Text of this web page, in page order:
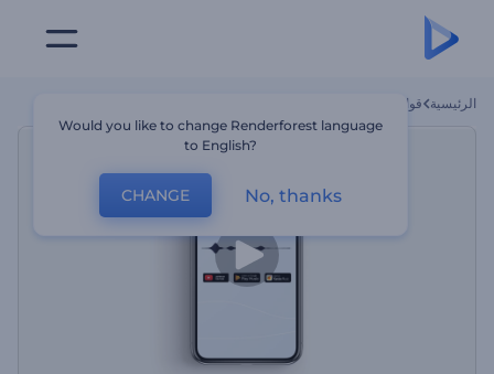
الرئيسية قوالب
Would you like to change Renderforest language
to English?
CHANGE No, thanks